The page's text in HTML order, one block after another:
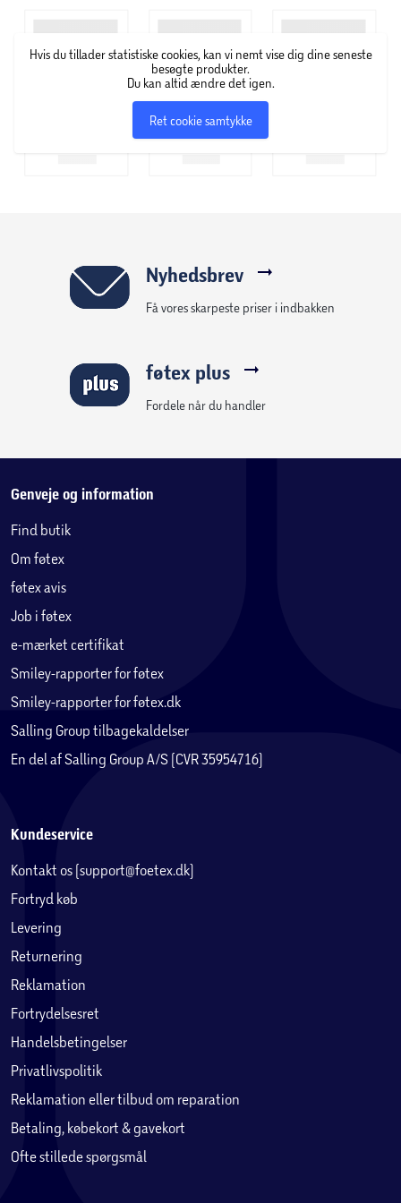
Hvis du tillader statistiske cookies, kan vi nemt vise dig dine seneste
besøgte produkter.
Du kan altid ændre det igen.
Ret cookie samtykke
Nyhedsbrev
Få vores skarpeste priser i indbakken
føtex plus
Fordele når du handler
Genveje og information
Find butik
Om føtex
føtex avis
Job i føtex
e-mærket certifikat
Smiley-rapporter for føtex
Smiley-rapporter for føtex.dk
Salling Group tilbagekaldelser
En del af Salling Group A/S (CVR 35954716)
Kundeservice
Kontakt os (support@foetex.dk)
Fortryd køb
Levering
Returnering
Reklamation
Fortrydelsesret
Handelsbetingelser
Privatlivspolitik
Reklamation eller tilbud om reparation
Betaling, købekort & gavekort
Ofte stillede spørgsmål